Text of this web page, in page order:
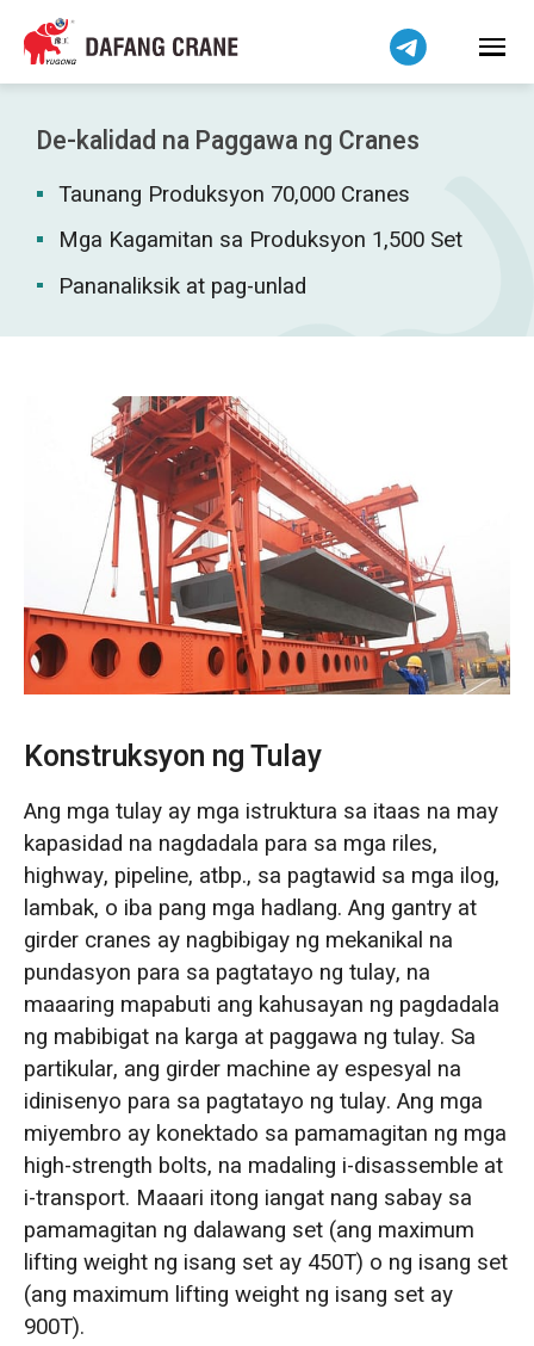
De-kalidad na Paggawa ng Cranes
Taunang Produksyon 70,000 Cranes
Mga Kagamitan sa Produksyon 1,500 Set
Pananaliksik at pag-unlad
Konstruksyon ng Tulay
Ang mga tulay ay mga istruktura sa itaas na may
kapasidad na nagdadala para sa mga riles,
highway, pipeline, atbp., sa pagtawid sa mga ilog,
lambak, o iba pang mga hadlang. Ang gantry at
girder cranes ay nagbibigay ng mekanikal na
pundasyon para sa pagtatayo ng tulay, na
maaaring mapabuti ang kahusayan ng pagdadala
ng mabibigat na karga at paggawa ng tulay. Sa
partikular, ang girder machine ay espesyal na
idinisenyo para sa pagtatayo ng tulay. Ang mga
miyembro ay konektado sa pamamagitan ng mga
high-strength bolts, na madaling i-disassemble at
i-transport. Maaari itong iangat nang sabay sa
pamamagitan ng dalawang set (ang maximum
lifting weight ng isang set ay 450T) o ng isang set
(ang maximum lifting weight ng isang set ay
900T).
हिन्दी
Bahasa Indonesia
Bahasa Melayu
Tiếng Việt
বাংলা
فارسی
اردو
Беларуская мова
Kiswahili
O‘zbekcha